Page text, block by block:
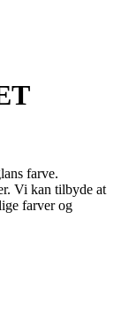
farve.
Vi kan tilbyde at
farver og